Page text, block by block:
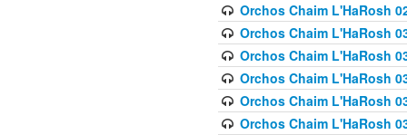
Orchos Chaim L'HaRosh
Orchos Chaim L'HaRosh
Orchos Chaim L'HaRosh
Orchos Chaim L'HaRosh
Orchos Chaim L'HaRosh
Orchos Chaim L'HaRosh